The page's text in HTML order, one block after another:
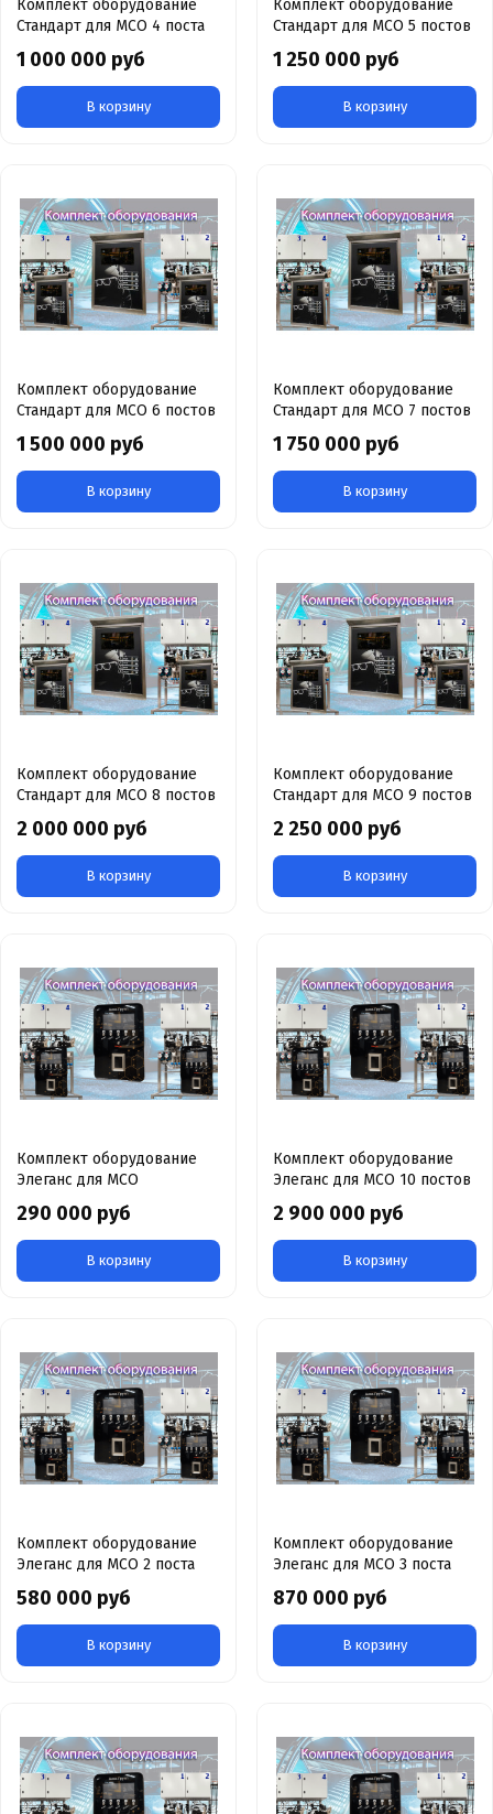
Комплект оборудование
Стандарт для МСО 4 поста
1 000 000 руб
В корзину
Комплект оборудование
Стандарт для МСО 5 постов
1 250 000 руб
В корзину
Комплект оборудование
Стандарт для МСО 6 постов
1 500 000 руб
В корзину
Комплект оборудование
Стандарт для МСО 7 постов
1 750 000 руб
В корзину
Комплект оборудование
Стандарт для МСО 8 постов
2 000 000 руб
В корзину
Комплект оборудование
Стандарт для МСО 9 постов
2 250 000 руб
В корзину
Комплект оборудование
Элеганс для МСО
290 000 руб
В корзину
Комплект оборудование
Элеганс для МСО 10 постов
2 900 000 руб
В корзину
Комплект оборудование
Элеганс для МСО 2 поста
580 000 руб
В корзину
Комплект оборудование
Элеганс для МСО 3 поста
870 000 руб
В корзину